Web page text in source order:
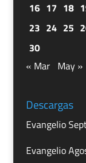
16 17 18
23 24 25
30
« Mar May »
Descargas
Evangelio
Evangelio